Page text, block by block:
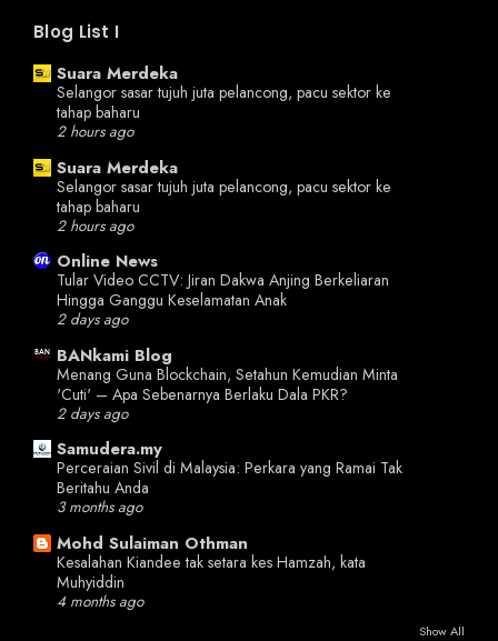
Blog List I
Suara Merdeka
Selangor sasar tujuh juta pelancong, pacu sektor ke
tahap baharu
2 hours ago
Suara Merdeka
Selangor sasar tujuh juta pelancong, pacu sektor ke
tahap baharu
2 hours ago
Online News
Tular Video CCTV: Jiran Dakwa Anjing Berkeliaran
Hingga Ganggu Keselamatan Anak
2 days ago
BANkami Blog
Menang Guna Blockchain, Setahun Kemudian Minta
'Cuti' – Apa Sebenarnya Berlaku Dala PKR?
2 days ago
Samudera.my
Perceraian Sivil di Malaysia: Perkara yang Ramai Tak
Beritahu Anda
3 months ago
Mohd Sulaiman Othman
Kesalahan Kiandee tak setara kes Hamzah, kata
Muhyiddin
4 months ago
Show All